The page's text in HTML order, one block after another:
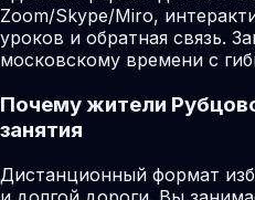
Zoom/Skype/Miro,
уроков и обратная связь.
московскому времени с
Почему жители
занятия
Дистанционный формат